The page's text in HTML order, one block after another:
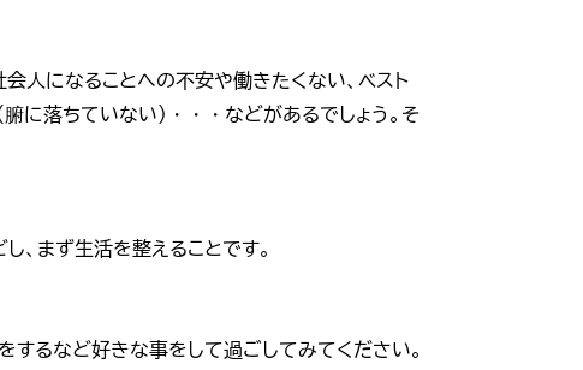
人になることへの不安や働きたくない、ベスト
に落ちていない）・・・などがあるでしょう。そ
、まず生活を整えることです。
するなど好きな事をして過ごしてみてください。